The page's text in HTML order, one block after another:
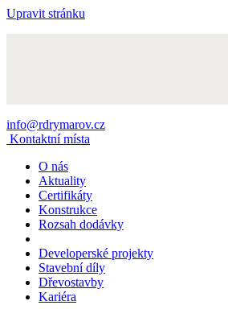
Upravit stránku
info@rdrymarov.cz
Kontaktní místa
O nás
Aktuality
Certifikáty
Konstrukce
Rozsah dodávky
Developerské projekty
Stavební díly
Dřevostavby
Kariéra